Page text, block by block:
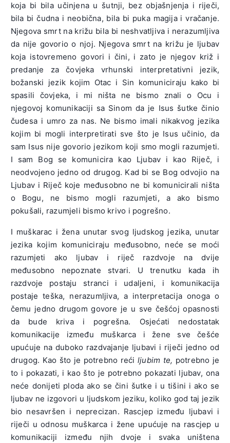
koja bi bila učinjena u šutnji, bez objašnjenja i riječi,
bila bi čudna i neobična, bila bi puka magija i vračanje.
Njegova smrt na križu bila bi neshvatljiva i nerazumljiva
da nije govorio o njoj. Njegova smrt na križu je ljubav
koja istovremeno govori i čini, i zato je njegov križ i
predanje za čovjeka vrhunski interpretativni jezik,
božanski jezik kojim Otac i Sin komuniciraju kako bi
spasili čovjeka, i mi ništa ne bismo znali o Ocu i
njegovoj komunikaciji sa Sinom da je Isus šutke činio
čudesa i umro za nas. Ne bismo imali nikakvog jezika
kojim bi mogli interpretirati sve što je Isus učinio, da
sam Isus nije govorio jezikom koji smo mogli razumjeti.
I sam Bog se komunicira kao Ljubav i kao Riječ, i
neodvojeno jedno od drugog. Kad bi se Bog odvojio na
Ljubav i Riječ koje međusobno ne bi komunicirali ništa
o Bogu, ne bismo mogli razumjeti, a ako bismo
pokušali, razumjeli bismo krivo i pogrešno.
I muškarac i žena unutar svog ljudskog jezika, unutar
jezika kojim komuniciraju međusobno, neće se moći
razumjeti ako ljubav i riječ razdvoje na dvije
međusobno nepoznate stvari. U trenutku kada ih
razdvoje postaju stranci i udaljeni, i komunikacija
postaje teška, nerazumljiva, a interpretacija onoga o
čemu jedno drugom govore je u sve češćoj opasnosti
da bude kriva i pogrešna. Osjećati nedostatak
komunikacije između muškarca i žene sve češće
upućuje na duboko razdvajanje ljubavi i riječi jedno od
drugog. Kao što je potrebno reći ljubim te, potrebno je
to i pokazati, i kao što je potrebno pokazati ljubav, ona
neće donijeti ploda ako se čini šutke i u tišini i ako se
ljubav ne izgovori u ljudskom jeziku, koliko god taj jezik
bio nesavršen i neprecizan. Rascjep između ljubavi i
riječi u odnosu muškarca i žene upućuje na rascjep u
komunikaciji između njih dvoje i svaka uništena